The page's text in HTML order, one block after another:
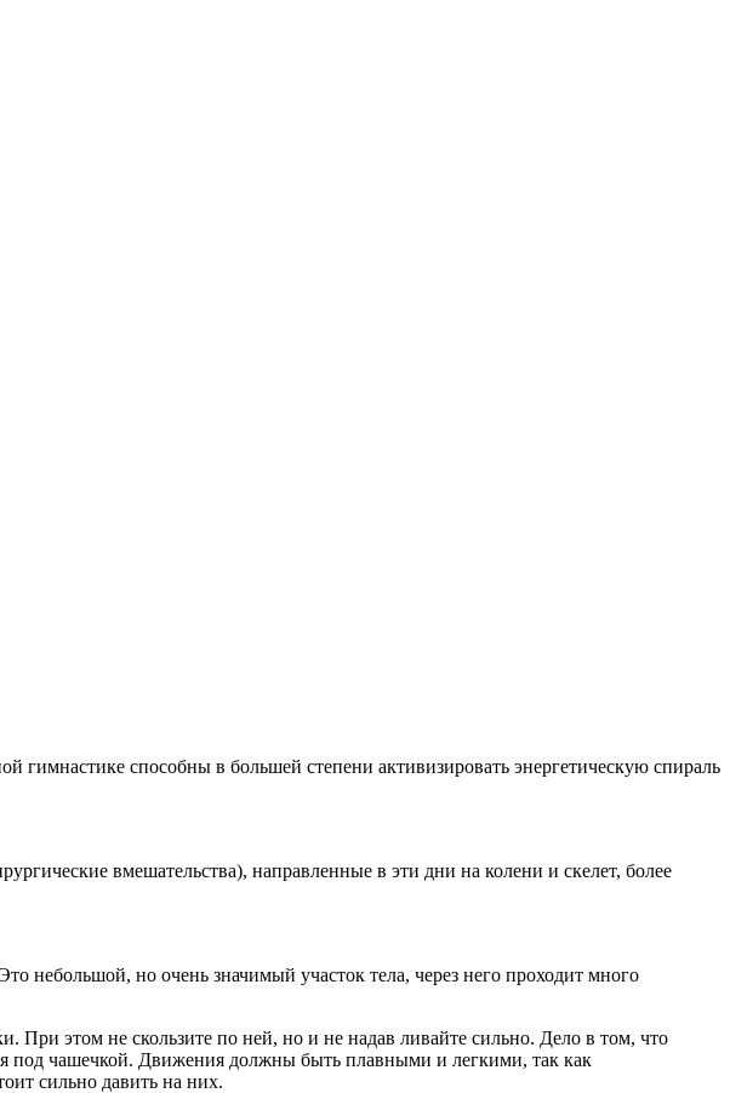
способны в большей степени активизировать энергетическую спираль
вмешательства), направленные в эти дни на колени и скелет, более
небольшой, но очень значимый участок тела, через него проходит много
При этом не скользите по ней, но и не надав ливайте сильно. Дело в том, что
под чашечкой. Движения должны быть плавными и легкими, так как
сильно давить на них.